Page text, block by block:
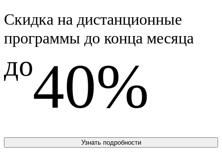
Скидка на дистанционные
программы до конца месяца
до40%
Узнать подробности